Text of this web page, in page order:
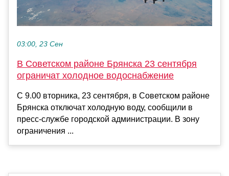
03:00, 23 Сен
В Советском районе Брянска 23 сентября
ограничат холодное водоснабжение
С 9.00 вторника, 23 сентября, в Советском районе
Брянска отключат холодную воду, сообщили в
пресс-службе городской администрации. В зону
ограничения ...